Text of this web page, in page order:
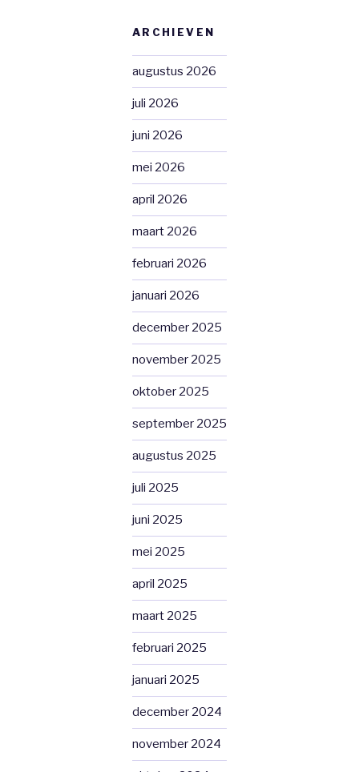
ARCHIEVEN
augustus 2026
juli 2026
juni 2026
mei 2026
april 2026
maart 2026
februari 2026
januari 2026
december 2025
november 2025
oktober 2025
september 2025
augustus 2025
juli 2025
juni 2025
mei 2025
april 2025
maart 2025
februari 2025
januari 2025
december 2024
november 2024